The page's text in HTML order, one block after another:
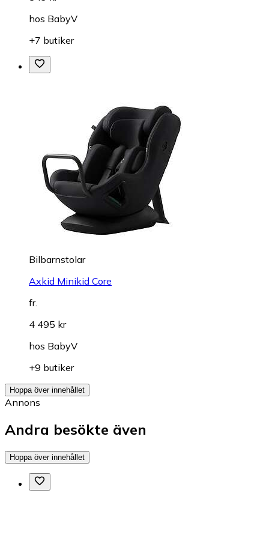
hos BabyV
+7 butiker
Bilbarnstolar
Axkid Minikid Core
fr.
4 495 kr
hos BabyV
+9 butiker
Hoppa över innehållet
Annons
Andra besökte även
Hoppa över innehållet